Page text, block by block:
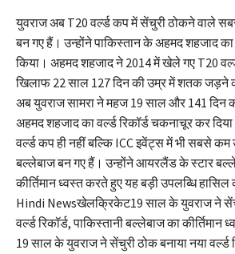
युवराज अब T20 वर्ल्ड कप में सेंचुरी ठोकने वाले
बन गए हैं। उन्होंने पाकिस्तान के अहमद शहजाद का
किया। अहमद शहजाद ने 2014 में खेले गए T20
खिलाफ 22 साल 127 दिन की उम्र में शतक जड़ने
अब युवराज सामरा ने महज 19 साल और 141 दिन
अहमद शहजाद का वर्ल्ड रिकॉर्ड चकनाचूर कर
वर्ल्ड कप ही नहीं बल्कि ICC इवेंट्स में भी सबसे
बल्लेबाज बन गए हैं। उन्होंने आयरलैंड के स्टार
कीर्तिमान ध्वस्त करते हुए यह बड़ी उपलब्धि हासिल
Hindi Newsखेलक्रिकेट19 साल के युवराज ने
वर्ल्ड रिकॉर्ड, पाकिस्तानी बल्लेबाज का कीर्तिमान
19 साल के युवराज ने सेंचुरी ठोक बनाया नया वर्ल्ड